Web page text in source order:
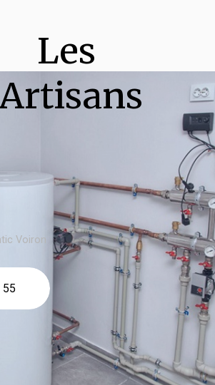
Les
Voiron
55